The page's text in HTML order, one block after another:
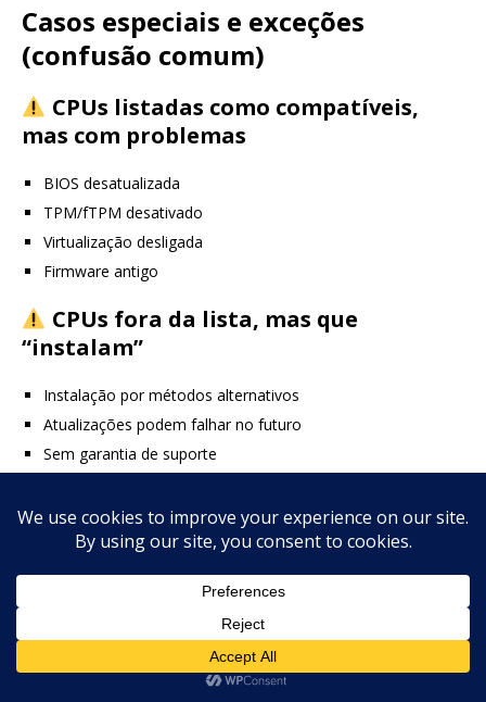
Casos especiais e exceções
(confusão comum)
CPUs listadas como compatíveis,
mas com problemas
BIOS desatualizada
TPM/fTPM desativado
Virtualização desligada
Firmware antigo
CPUs fora da lista, mas que
“instalam”
Instalação por métodos alternativos
Atualizações podem falhar no futuro
Sem garantia de suporte
“Meu amigo instalou Windows 11 em um PC antigo”
não é oficialmente suportado
Como verificar se seu processador
Olá, Como posso ajudar?